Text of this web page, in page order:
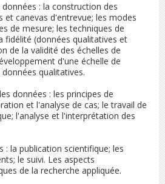
: la construction des
et canevas d'entrevue; les modes
de mesure; les techniques de
fidélité (données qualitatives et
de la validité des échelles de
d'une échelle de
qualitatives.
données : les principes de
et l'analyse de cas; le travail de
l'analyse et l'interprétation des
: la publication scientifique; les
le suivi. Les aspects
de la recherche appliquée.